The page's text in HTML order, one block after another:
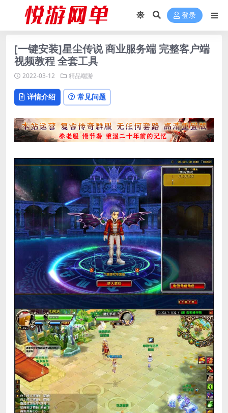
登录
[一键安装]星尘传说 商业服务端 完整客户端
视频教程 全套工具
2022-03-12 精品端游
详情介绍 常见问题